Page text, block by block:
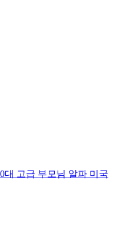
대 고급 부모님 알파 미국